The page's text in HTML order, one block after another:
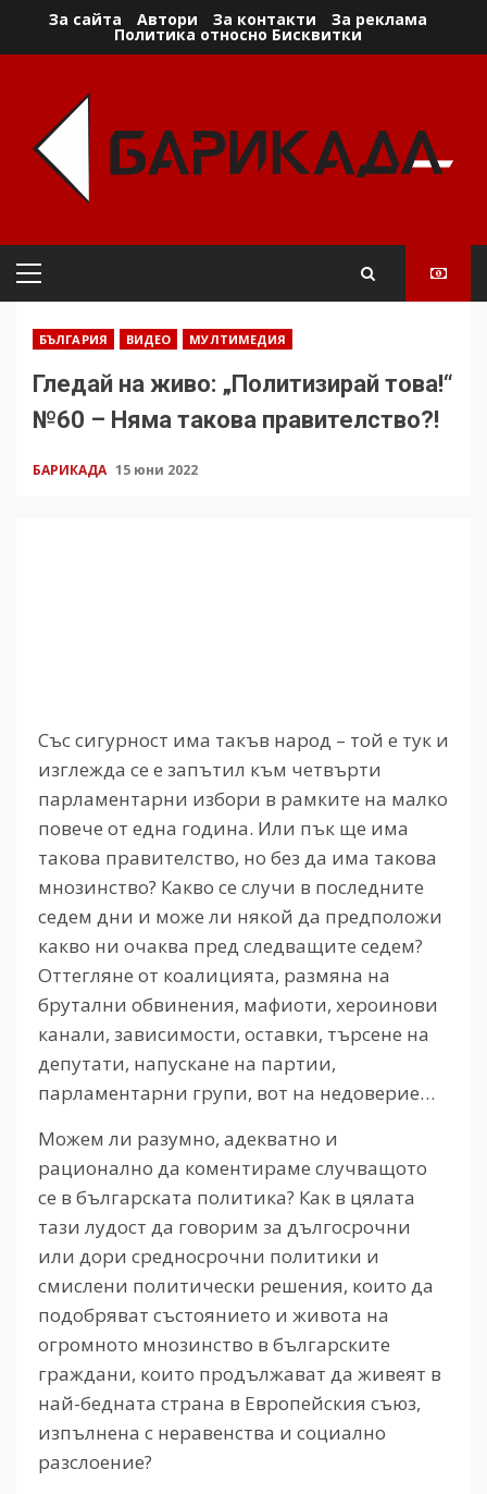
За сайта Автори За контакти За реклама
Политика относно Бисквитки
Primary
БЪЛГАРИЯ ВИДЕО МУЛТИМЕДИЯ
Гледай на живо: „Политизирай това!“
№60 – Няма такова правителство?!
БАРИКАДА 15 юни 2022
Със сигурност има такъв народ – той е тук и
изглежда се е запътил към четвърти
парламентарни избори в рамките на малко
повече от една година. Или пък ще има
такова правителство, но без да има такова
мнозинство? Какво се случи в последните
седем дни и може ли някой да предположи
какво ни очаква пред следващите седем?
Оттегляне от коалицията, размяна на
брутални обвинения, мафиоти, хероинови
канали, зависимости, оставки, търсене на
депутати, напускане на партии,
парламентарни групи, вот на недоверие…
Можем ли разумно, адекватно и
рационално да коментираме случващото
се в българската политика? Как в цялата
тази лудост да говорим за дългосрочни
или дори средносрочни политики и
смислени политически решения, които да
подобряват състоянието и живота на
огромното мнозинство в българските
граждани, които продължават да живеят в
най-бедната страна в Европейския съюз,
изпълнена с неравенства и социално
разслоение?